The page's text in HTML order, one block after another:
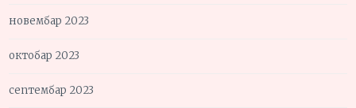
новембар 2023
октобар 2023
септембар 2023